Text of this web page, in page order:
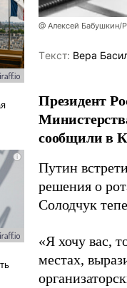
@ Алексей Бабушкин/
Tекст: Вера
Президент
сообщили в
Путин
решения о
Солодчук
«Я хочу вас,
местах,